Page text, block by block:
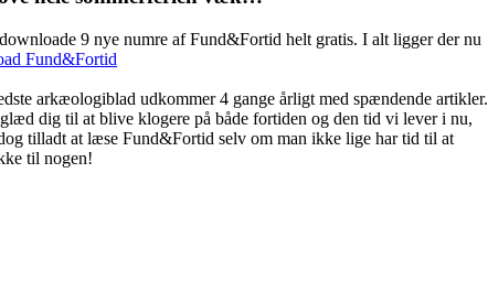
9 nye numre af Fund&Fortid helt gratis. I alt ligger der nu
Fund&Fortid
arkæologiblad udkommer 4 gange årligt med spændende artikler.
dig til at blive klogere på både fortiden og den tid vi lever i nu,
tilladt at læse Fund&Fortid selv om man ikke lige har tid til at
til nogen!